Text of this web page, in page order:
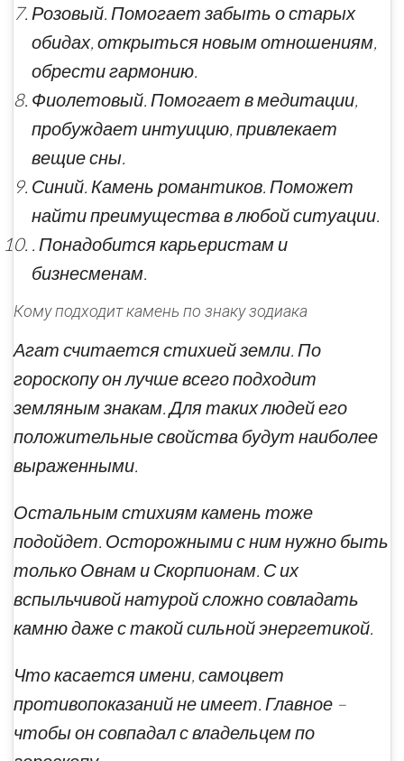
Розовый. Помогает забыть о старых
обидах, открыться новым отношениям,
обрести гармонию.
Фиолетовый. Помогает в медитации,
пробуждает интуицию, привлекает
вещие сны.
Синий. Камень романтиков. Поможет
найти преимущества в любой ситуации.
. Понадобится карьеристам и
бизнесменам.
Кому подходит камень по знаку зодиака
Агат считается стихией земли. По
гороскопу он лучше всего подходит
земляным знакам. Для таких людей его
положительные свойства будут наиболее
выраженными.
Остальным стихиям камень тоже
подойдет. Осторожными с ним нужно быть
только Овнам и Скорпионам. С их
вспыльчивой натурой сложно совладать
камню даже с такой сильной энергетикой.
Что касается имени, самоцвет
противопоказаний не имеет. Главное –
чтобы он совпадал с владельцем по